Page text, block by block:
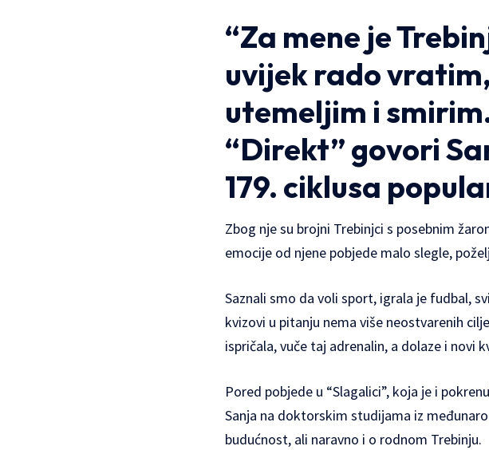
“Za mene je
uvijek rado
utemeljim i
“Direkt” govori
179. ciklusa
Zbog nje su brojni Trebinjci s posebnim
emocije od njene pobjede malo slegle,
Saznali smo da voli sport, igrala je fudbal,
kvizovi u pitanju nema više neostvarenih
ispričala, vuče taj adrenalin, a dolaze i novi
Pored pobjede u “Slagalici”, koja je i
Sanja na doktorskim studijama iz
budućnost, ali naravno i o rodnom Trebinju.